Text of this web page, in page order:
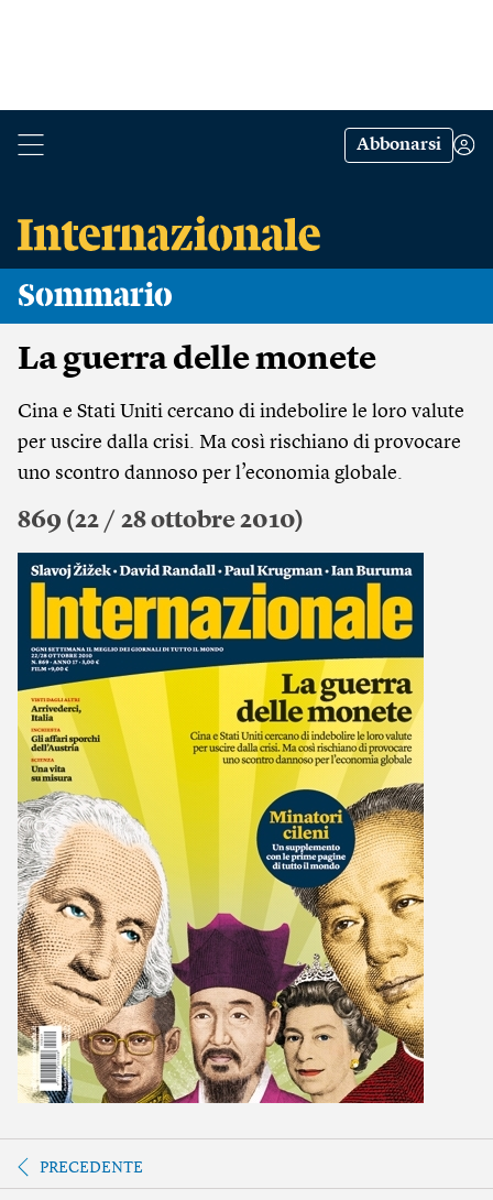
Abbonarsi
Sommario
La guerra delle monete
Cina e Stati Uniti cercano di indebolire le loro valute
per uscire dalla crisi. Ma così rischiano di provocare
uno scontro dannoso per l’economia globale.
869 (22 / 28 ottobre 2010)
PRECEDENTE